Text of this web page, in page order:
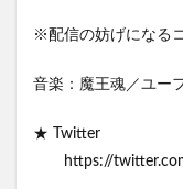
※配信の妨げになる
音楽：魔王魂／ユー
★ Twitter
https://